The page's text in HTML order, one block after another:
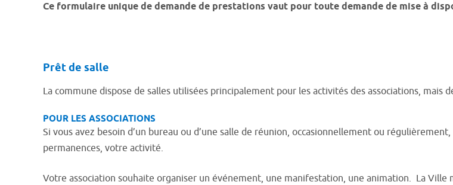
Ce formulaire unique de demande de prestations vaut pour toute demande de mise à
Prêt de salle
La commune dispose de salles utilisées principalement pour les activités des associations, mais
POUR LES ASSOCIATIONS
Si vous avez besoin d’un bureau ou d’une salle de réunion, occasionnellement ou
permanences, votre activité.
Votre association souhaite organiser un événement, une manifestation, une animation. La Ville